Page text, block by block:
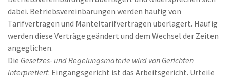
dabei. Betriebsvereinbarungen werden häufig von
Tarifverträgen und Manteltarifverträgen überlagert. Häufig
werden diese Verträge geändert und dem Wechsel der Zeiten
angeglichen.
Die Gesetzes- und Regelungsmaterie wird von Gerichten
interpretiert. Eingangsgericht ist das Arbeitsgericht. Urteile